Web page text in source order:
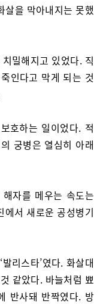
살을 막아내지는 못했
밀해지고 있었다. 직
인다고 막게 되는 것
호하는 일이었다. 적
궁병은 열심히 아래
자를 메우는 속도는
에서 새로운 공성병기
리스타’였다. 화살대
같았다. 바늘처럼 뾰
반사돼 반짝였다. 방